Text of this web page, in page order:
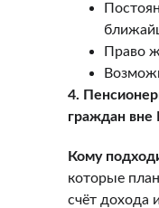
Право
4.
граждан вне
Кому
которые
счёт дохода